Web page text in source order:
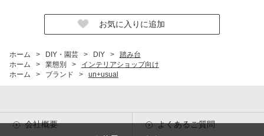
ホーム > DIY・園芸 > DIY >
踏み台
ホーム
> 業態別 >
インテリアショップ向け
ホーム
> ブランド > un+usual
会社概要
よくあるご質問